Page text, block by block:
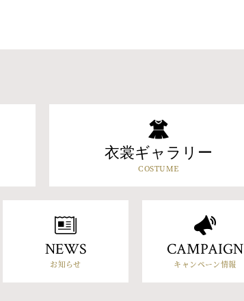
衣裳ギャラリー
COSTUME
NEWS
お知らせ
CAMPAIGN
キャンペーン情報